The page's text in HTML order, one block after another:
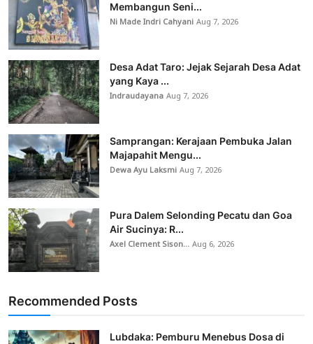
Membangun Seni...
Ni Made Indri CahyaniAug 7, 2026
Desa Adat Taro: Jejak Sejarah Desa Adat
yang Kaya ...
IndraudayanaAug 7, 2026
Samprangan: Kerajaan Pembuka Jalan
Majapahit Mengu...
Dewa Ayu LaksmiAug 7, 2026
Pura Dalem Selonding Pecatu dan Goa
Air Sucinya: R...
Axel Clement Sison...Aug 6, 2026
Recommended Posts
Lubdaka: Pemburu Menebus Dosa di